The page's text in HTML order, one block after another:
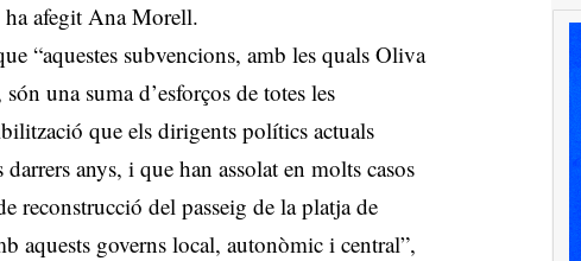
afegit Ana Morell.
“aquestes subvencions, amb les quals Oliva
una suma d’esforços de totes les
que els dirigents polítics actuals
anys, i que han assolat en molts casos
reconstrucció del passeig de la platja de
aquests governs local, autonòmic i central”,